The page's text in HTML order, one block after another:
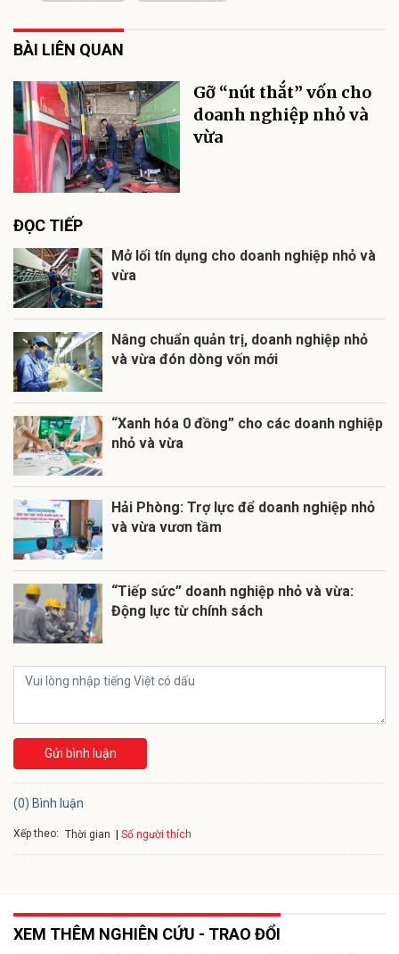
BÀI LIÊN QUAN
Gỡ “nút thắt” vốn cho
doanh nghiệp nhỏ và
vừa
ĐỌC TIẾP
Mở lối tín dụng cho doanh nghiệp nhỏ và
vừa
Nâng chuẩn quản trị, doanh nghiệp nhỏ
và vừa đón dòng vốn mới
“Xanh hóa 0 đồng” cho các doanh nghiệp
nhỏ và vừa
Hải Phòng: Trợ lực để doanh nghiệp nhỏ
và vừa vươn tầm
“Tiếp sức” doanh nghiệp nhỏ và vừa:
Động lực từ chính sách
Gửi bình luận
(0) Bình luận
Xếp theo: Thời gian Số người thích
XEM THÊM NGHIÊN CỨU - TRAO ĐỔI